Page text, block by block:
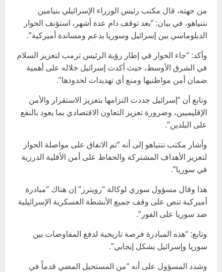
من جهته، قال مكتب رئيس الوزراء الإسرائيلي بنيامين
نتنياهو، في بيان: “بعد توقف دام عدة أشهر، استؤنف الحوار
الدبلوماسي بين إسرائيل وسوريا بدعم ومساندة أميركية”.
وأكد: “جاء الحوار في إطار رؤية الرئيس ترمب لتعزيز السلام
في الشرق الأوسط، حيث أكدت إسرائيل خلاله على أهمية
ضمان أمن مواطنيها ومنع أي تهديدات لحدودها”.
وتابع أن “إسرائيل جددت التزامها بتعزيز الاستقرار والأمن
الإقليميين، وضرورة تعزيز التعاون الاقتصادي بما يعود بالنفع
على البلدين”.
وأشار مكتب نتنياهو إلى أنه “تم الاتفاق على مواصلة الحوار
لتعزيز الأهداف المشتركة والحفاظ على أمن الأقلية الدرزية
في سوريا”.
هذا وقال مسؤول سوري لوكالة “رويترز” إن هناك “مبادرة
أميركية تنص على وقف جميع الأنشطة العسكرية الإسرائيلية
ضد سوريا على الفور”.
وتابع: “هذه المبادرة فرصة تاريخية لدفع المفاوضات بين
سوريا وإسرائيل بشكل إيجابي”.
وشدد المسؤول على أنه “من المستحيل المضي قدماً في